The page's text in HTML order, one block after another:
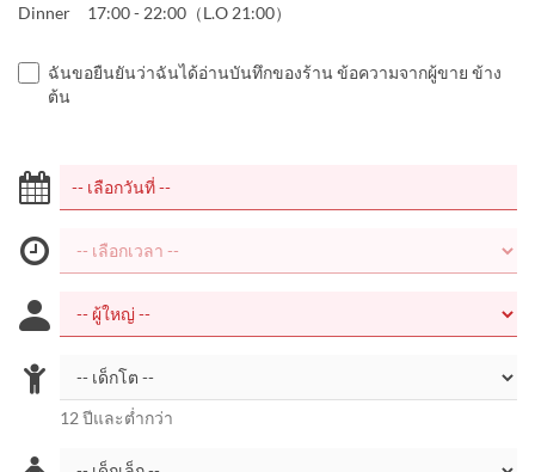
Dinner 17:00 - 22:00（L.O 21:00）
ฉันขอยืนยันว่าฉันได้อ่านบันทึกของร้าน ข้อความจากผู้ขาย ข้าง
ต้น
12 ปีและต่ำกว่า